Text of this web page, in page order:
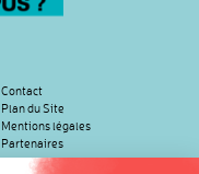
Contact
Plan du Site
Mentions légales
Partenaires